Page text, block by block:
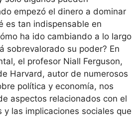
empezó el dinero a dominar
es tan indispensable en
ha ido cambiando a lo largo
sobrevalorado su poder? En
el profesor Niall Ferguson,
Harvard, autor de numerosos
política y economía, nos
aspectos relacionados con el
y las implicaciones sociales que